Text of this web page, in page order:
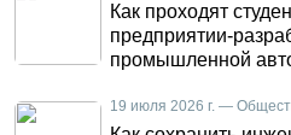
Как проходят
предприятии-
промышленной
19 июля 2026 г. —